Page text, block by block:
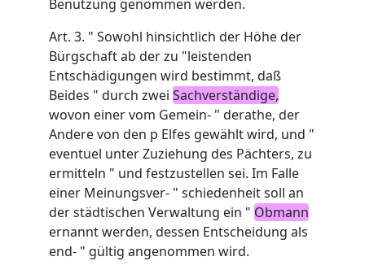
Benutzung genommen werden.
Art. 3. " Sowohl hinsichtlich der Höhe der
Bürgschaft ab der zu "leistenden
Entschädigungen wird bestimmt, daß
Beides " durch zweiSachverständige,
wovon einer vom Gemein- " derathe, der
Andere von den p Elfes gewählt wird, und "
eventuel unter Zuziehung des Pächters, zu
ermitteln " und festzustellen sei. Im Falle
einer Meinungsver- " schiedenheit soll an
der städtischen Verwaltung ein " Obmann
ernannt werden, dessen Entscheidung als
end- " gültig angenommen wird.